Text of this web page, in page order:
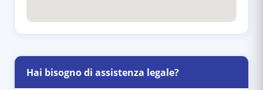
Hai bisogno di assistenza legale?